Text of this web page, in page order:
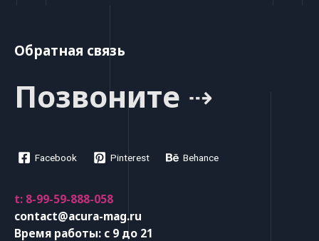
Обратная связь
Позвоните ⇢
Facebook Pinterest Behance
t: 8-99-59-888-058
contact@acura-mag.ru
Время работы: с 9 до 21